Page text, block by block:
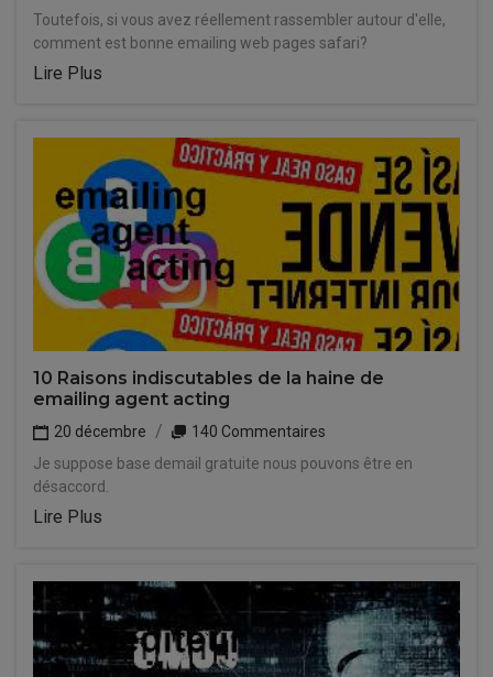
Toutefois, si vous avez réellement rassembler autour d'elle,
comment est bonne emailing web pages safari?
Lire Plus
10 Raisons indiscutables de la haine de
emailing agent acting
20 décembre
140 Commentaires
Je suppose base demail gratuite nous pouvons être en
désaccord.
Lire Plus